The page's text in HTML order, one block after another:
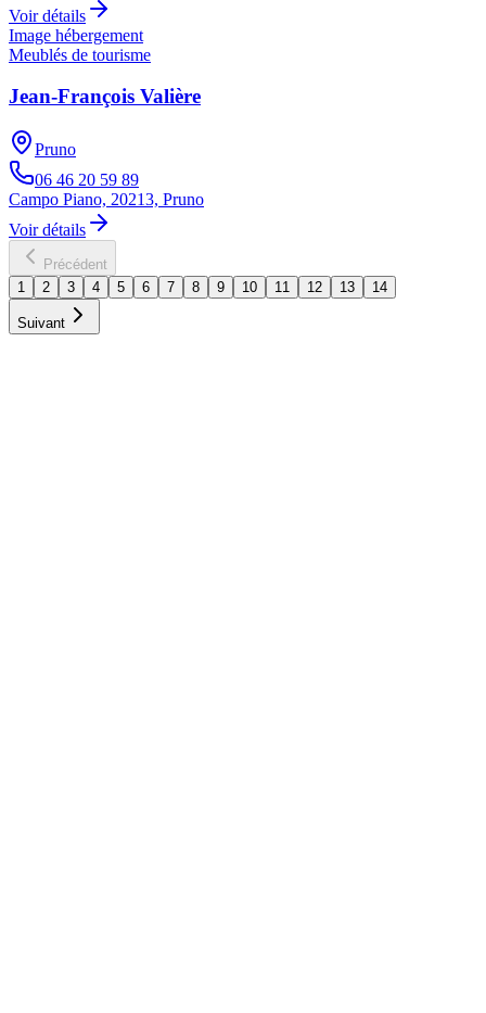
Voir détails
Image hébergement
Meublés de tourisme
Jean-François Valière
Pruno
06 46 20 59 89
Campo Piano, 20213, Pruno
Voir détails
Précédent
1
2 3 4 5 6 7 8 9 10 11 12 13 14
Suivant